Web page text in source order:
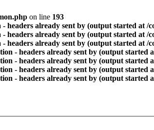
on line 193
headers already sent by (output started at /
headers already sent by (output started at /
headers already sent by (output started at /
- headers already sent by (output started
- headers already sent by (output started
- headers already sent by (output started
- headers already sent by (output started